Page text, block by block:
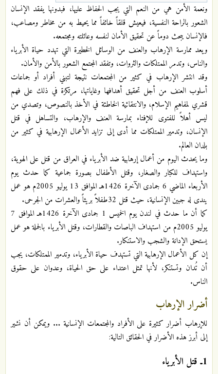
ونعمة الأمن هي من النعم التي يجب الحفاظ عليها، فبدونها يفقد الإنسان
الشعور بالراحة النفسية، فيعيش قلقاً خائفاً مما يحيط به من مخاطر ومصاعب،
فالإنسان يبحث دوماً عن تحقيق الأمان لنفسه وعائلته ومجتمعه.
ويعد ممارسة الإرهاب والعنف من الوسائل الخطيرة التي تهدد حياة الأبرياء
والناس، وتدمر الممتلكات والثروات، وتفقد المجتمع الشعور بالأمن والأمان.
وقد انتشر الإرهاب في كثير من المجتمعات نتيجة لتبني أفراد أو جماعات
أسلوب العنف من أجل تحقيق أهدافها وغاياتها، مرتكزة في ذلك على فهم
قشري لمفاهيم الإسلام، والانتقائية الخاطئة في الأخذ بالنصوص، وتصدي من
ليس أهلاً للفتوى للإفتاء بمارسة العنف والإرهاب، والتساهل في قتل
الإنسان، وتدمير الممتلكات مما أدى إلى تزايد الأعمال الإرهابية في كثير من
بلدان العالم.
وما يحدث اليوم من أعمال إرهابية ضد الأبرياء في العراق من قتل على الهوية،
واستهداف للكبار والصغار، وقتل الأطفال بصورة جماعية كما حدث يوم
الأربعاء الماضي 6 جمادى الآخرة 1426هـ الموافق 13 يوليو 2005م هو عمل
يندى له جبين الإنسانية، حيث قتل 32طفلاً بريئاً والعشرات من الجرحى.
كما أن ما حدث في لندن يوم الخميس 1 جمادى الآخرة 1426هـ الموافق 7
يوليو 2005م من استهداف الباصات والقطارات، وقتل الأبرياء بالجملة هو عمل
يستحق الإدانة والشجب والاستنكار.
إن كل الأعمال الإرهابية التي تستهدف حياة الأبرياء، وتدمير الممتلكات، يجب
أن تُدان وتستنكر، لأنها تمثل اعتداء على حق الحياة، وعدوان على حقوق
الناس.
أضرار الإرهاب
للإرهاب أضرار كثيرة على الأفراد والمجتمعات الإنسانية ... ويمكن أن نشير
إلى أبرز هذه الأضرار في الحقائق التالية:
1ـ قتل الأبرياء